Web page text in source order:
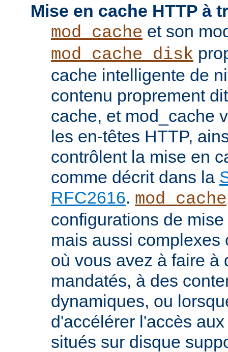
Mise en cache HTTP à
mod_cache et son
mod_cache_disk
cache intelligente de
contenu proprement
cache, et mod_cache
les en-têtes HTTP,
contrôlent la mise en
comme décrit dans la
RFC2616. mod_cache
configurations de
mais aussi complexes
où vous avez à faire à
mandatés, à des
dynamiques, ou
d'accélérer l'accès
situés sur disque